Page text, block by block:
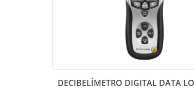
DECIBELÍMETRO DIGITAL DATA